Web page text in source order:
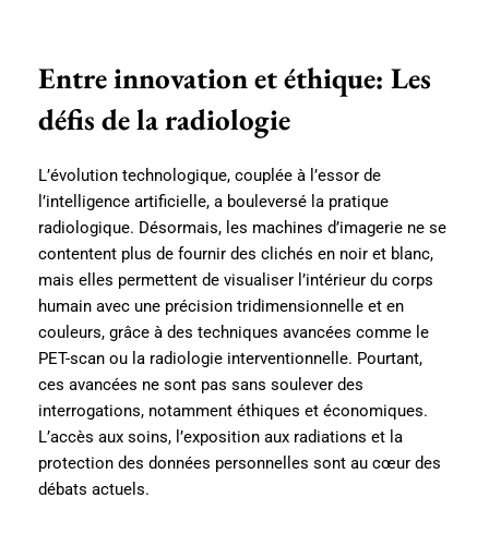
Entre innovation et éthique: Les
défis de la radiologie
L’évolution technologique, couplée à l’essor de
l’intelligence artificielle, a bouleversé la pratique
radiologique. Désormais, les machines d’imagerie ne se
contentent plus de fournir des clichés en noir et blanc,
mais elles permettent de visualiser l’intérieur du corps
humain avec une précision tridimensionnelle et en
couleurs, grâce à des techniques avancées comme le
PET-scan ou la radiologie interventionnelle. Pourtant,
ces avancées ne sont pas sans soulever des
interrogations, notamment éthiques et économiques.
L’accès aux soins, l’exposition aux radiations et la
protection des données personnelles sont au cœur des
débats actuels.